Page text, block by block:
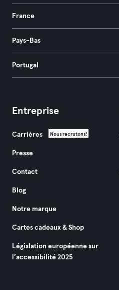
France
Pays-Bas
Portugal
Entreprise
Carrières Nous recrutons!
Presse
Contact
Blog
Notre marque
Cartes cadeaux & Shop
Législation européenne sur
l’accessibilité 2025